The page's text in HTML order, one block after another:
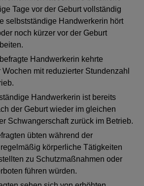
Tage vor der Geburt vollständig
selbstständige Handwerkerin hört
noch kürzer vor der Geburt
Handwerkerin kehrte
mit reduzierter Stundenzahl
Handwerkerin ist bereits
der Geburt wieder im gleichen
Schwangerschaft zurück im Betrieb.
übten während der
körperliche Tätigkeiten
zu Schutzmaßnahmen oder
führen würden.